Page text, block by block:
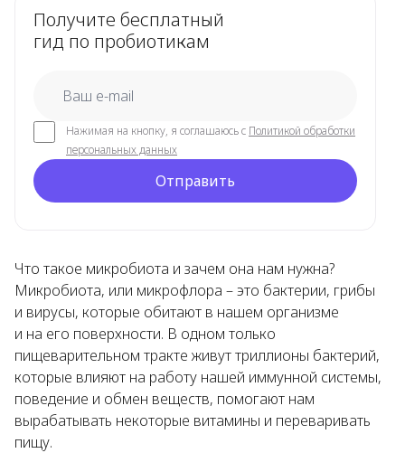
Получите бесплатный
гид по пробиотикам
Нажимая на кнопку, я соглашаюсь с Политикой обработки
персональных данных
Отправить
Что такое микробиота и зачем она нам нужна?
Микробиота, или микрофлора – это бактерии, грибы
и вирусы, которые обитают в нашем организме
и на его поверхности. В одном только
пищеварительном тракте живут триллионы бактерий,
которые влияют на работу нашей иммунной системы,
поведение и обмен веществ, помогают нам
вырабатывать некоторые витамины и переваривать
пищу.